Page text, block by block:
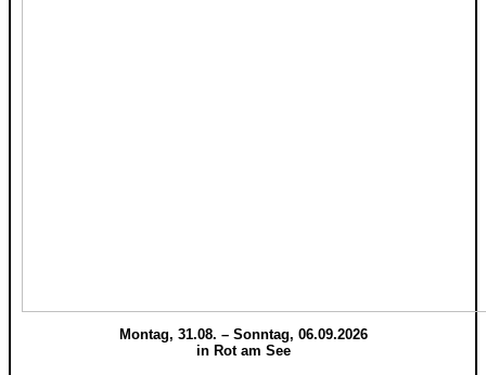
Montag, 31.08. – Sonntag, 06.09.2026
in Rot am See